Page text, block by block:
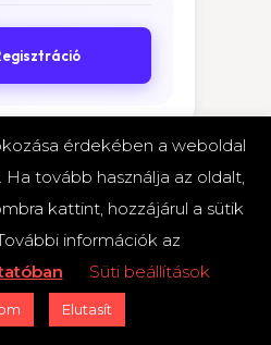
és hírmagyarázat a hazai
érdekében a weboldal
tovább használja az oldalt,
kattint, hozzájárul a sütik
információk az
Süti beállítások
Elutasít